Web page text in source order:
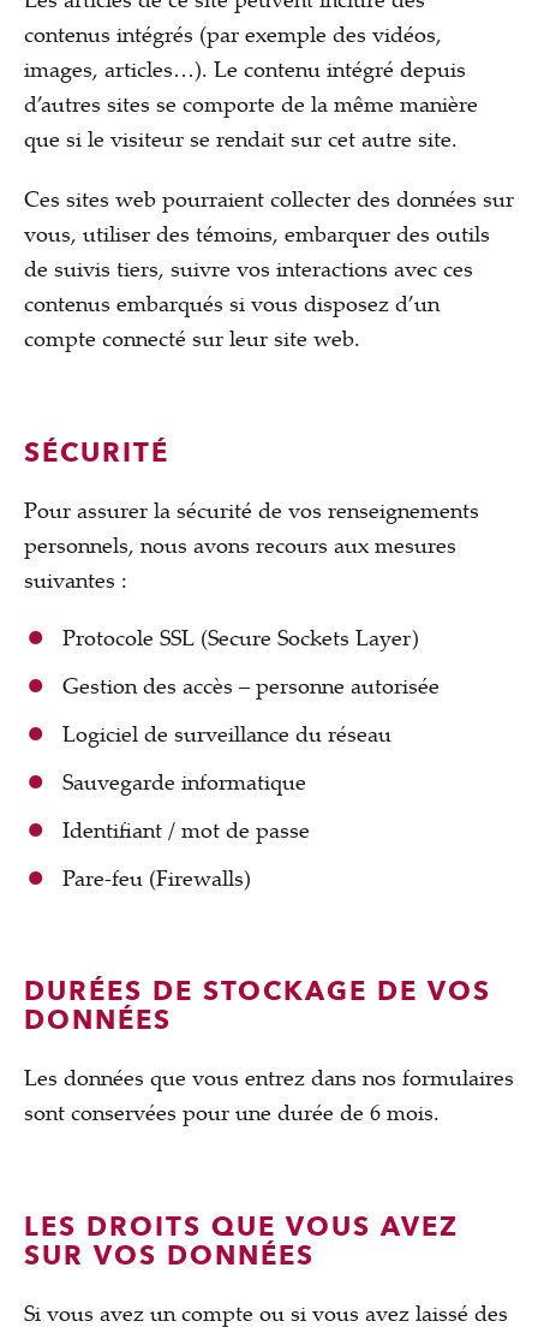
contenus intégrés (par exemple des vidéos,
images, articles…). Le contenu intégré depuis
d’autres sites se comporte de la même manière
que si le visiteur se rendait sur cet autre site.
Ces sites web pourraient collecter des données sur
vous, utiliser des témoins, embarquer des outils
de suivis tiers, suivre vos interactions avec ces
contenus embarqués si vous disposez d’un
compte connecté sur leur site web.
SÉCURITÉ
Pour assurer la sécurité de vos renseignements
personnels, nous avons recours aux mesures
suivantes :
Protocole SSL (Secure Sockets Layer)
Gestion des accès – personne autorisée
Logiciel de surveillance du réseau
Sauvegarde informatique
Identifiant / mot de passe
Pare-feu (Firewalls)
DURÉES DE STOCKAGE DE VOS
DONNÉES
Les données que vous entrez dans nos formulaires
sont conservées pour une durée de 6 mois.
LES DROITS QUE VOUS AVEZ
SUR VOS DONNÉES
Si vous avez un compte ou si vous avez laissé des